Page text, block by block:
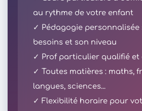
au rythme de votre enfant
✓ Pédagogie personnalisée
besoins et son niveau
✓ Prof particulier qualifié et
✓ Toutes matières : maths,
langues, sciences...
✓ Flexibilité horaire pour